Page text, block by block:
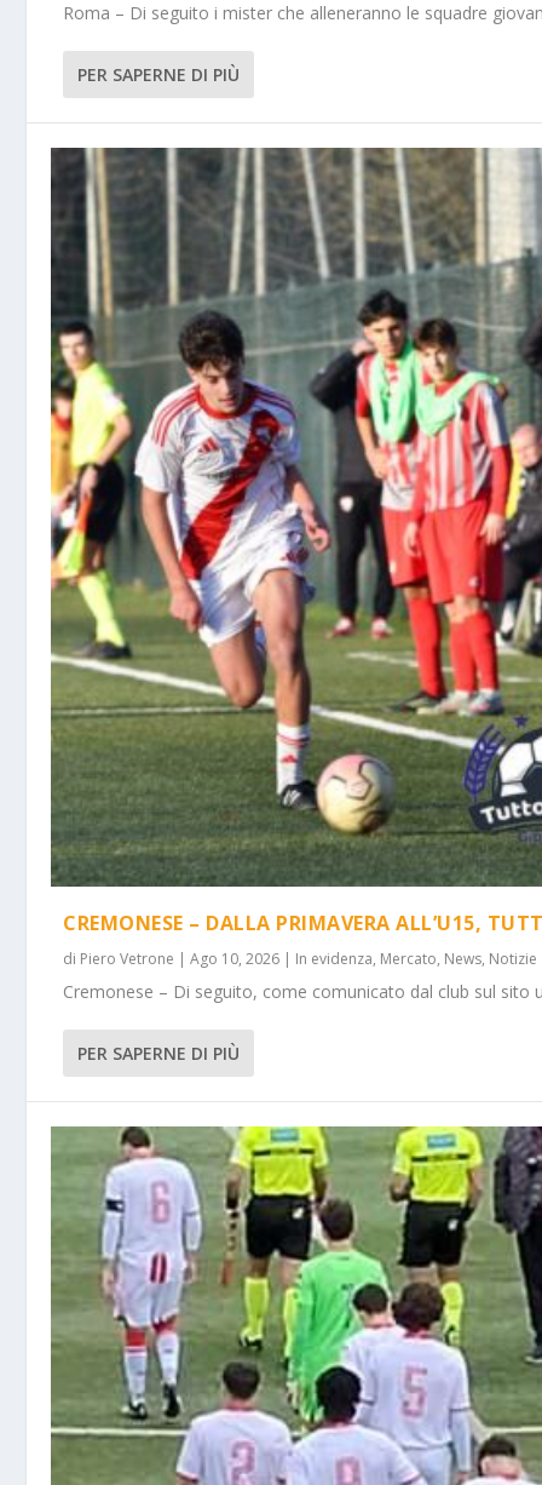
Roma – Di seguito i mister che alleneranno le squadre
PER SAPERNE DI PIÙ
CREMONESE – DALLA PRIMAVERA ALL’U15,
di Piero Vetrone |Ago 10, 2026 | In evidenza, Mercato, News, Notizie
Cremonese – Di seguito, come comunicato dal club sul sito
PER SAPERNE DI PIÙ